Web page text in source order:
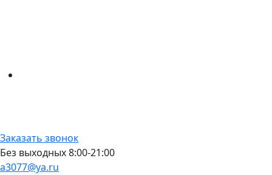
Заказать звонок
Без выходных 8:00-21:00
a3077@ya.ru